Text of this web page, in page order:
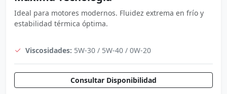
Ideal para motores modernos. Fluidez extrema en frío y
estabilidad térmica óptima.
Viscosidades: 5W-30 / 5W-40 / 0W-20
Consultar Disponibilidad